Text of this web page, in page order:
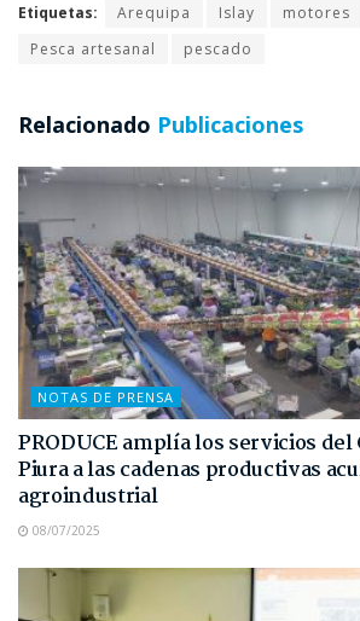
Etiquetas: Arequipa Islay motores
Pesca artesanal
pescado
Relacionado Publicaciones
NOTAS DE PRENSA
PRODUCE amplía los servicios del
Piura a las cadenas productivas
agroindustrial
08/07/2025